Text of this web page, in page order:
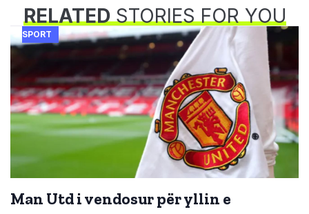
RELATEDSTORIES FOR YOU
SPORT
Man Utd i vendosur për yllin e